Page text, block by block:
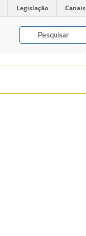
Legislação Canais